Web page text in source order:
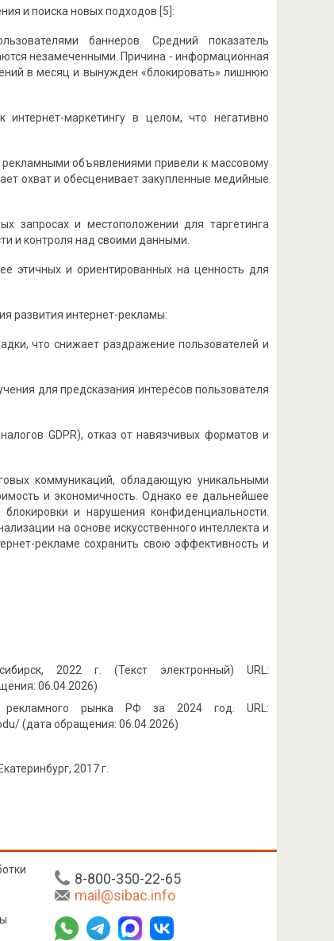
и поиска новых подходов [5]:
баннеров. Средний показатель
незамеченными. Причина - информационная
в месяц и вынужден «блокировать» лишнюю
маркетингу в целом, что негативно
объявлениями привели к массовому
охват и обесценивает закупленные медийные
запросах и местоположении для таргетинга
и контроля над своими данными.
этичных и ориентированных на ценность для
развития интернет-рекламы:
что снижает раздражение пользователей и
для предсказания интересов пользователя
GDPR), отказ от навязчивых форматов и
коммуникаций, обладающую уникальными
и экономичность. Однако ее дальнейшее
и нарушения конфиденциальности.
на основе искусственного интеллекта и
рекламе сохранить свою эффективность и
2022 г. (Текст электронный) URL:
06.04.2026)
рекламного рынка РФ за 2024 год. URL:
(дата обращения: 06.04.2026)
2017 г.
8-800-350-22-65
mail@sibac.info